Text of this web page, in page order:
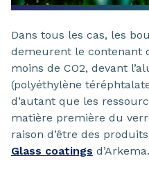
Dans tous les cas, les
demeurent le contenant
moins de CO2, devant
(polyéthylène
d’autant que les
matière première du
raison d’être des
Glass coatings d’Arkema.